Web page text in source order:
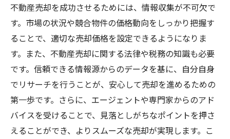
不動産売却を成功させるためには、情報収集が不可欠で
す。市場の状況や競合物件の価格動向をしっかり把握す
ることで、適切な売却価格を設定できるようになりま
す。また、不動産売却に関する法律や税務の知識も必要
です。信頼できる情報源からのデータを基に、自分自身
でリサーチを行うことが、安心して売却を進めるための
第一歩です。さらに、エージェントや専門家からのアド
バイスを受けることで、見落としがちなポイントを押さ
えることができ、よりスムーズな売却が実現します。こ